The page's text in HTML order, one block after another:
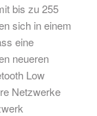
bis zu 255
sich in einem
eine
neueren
Low
Netzwerke